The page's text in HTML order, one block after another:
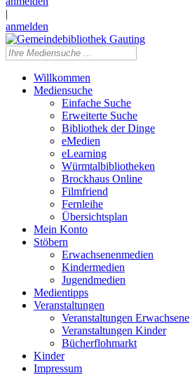
|
anmelden
Willkommen
Mediensuche
Einfache Suche
Erweiterte Suche
Bibliothek der Dinge
eMedien
eLearning
Würmtalbibliotheken
Brockhaus Online
Filmfriend
Fernleihe
Übersichtsplan
Mein Konto
Stöbern
Erwachsenenmedien
Kindermedien
Jugendmedien
Medientipps
Veranstaltungen
Veranstaltungen Erwachsene
Veranstaltungen Kinder
Bücherflohmarkt
Kinder
Impressum